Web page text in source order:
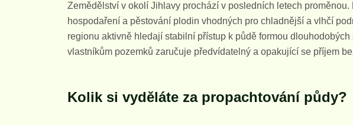
Zemědělství v okolí Jihlavy prochází v posledních letech
hospodaření a pěstování plodin vhodných pro chladnější a vlhčí
regionu aktivně hledají stabilní přístup k půdě formou dlouhodobých
vlastníkům pozemků zaručuje předvídatelný a opakující se příjem
Kolik si vyděláte za propachtování půdy?